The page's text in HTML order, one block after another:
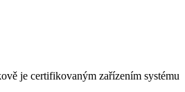
je certifikovaným zařízením systému